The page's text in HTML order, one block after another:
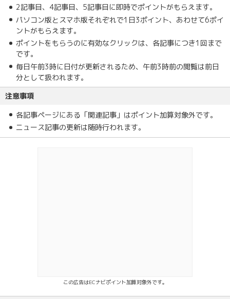
2記事目、4記事目、5記事目に即時でポイントがもらえます。
パソコン版とスマホ版それぞれで1日3ポイント、あわせて6ポイ
ントがもらえます。
ポイントをもらうのに有効なクリックは、各記事につき1回まで
です。
毎日午前3時に日付が更新されるため、午前3時前の閲覧は前日
分として扱われます。
注意事項
各記事ページにある「関連記事」はポイント加算対象外です。
ニュース記事の更新は随時行われます。
この広告はECナビポイント加算対象外です。